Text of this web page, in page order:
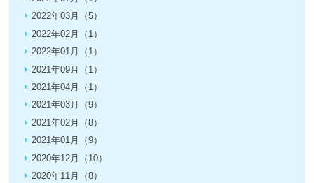
2022年03月（5）
2022年02月（1）
2022年01月（1）
2021年09月（1）
2021年04月（1）
2021年03月（9）
2021年02月（8）
2021年01月（9）
2020年12月（10）
2020年11月（8）